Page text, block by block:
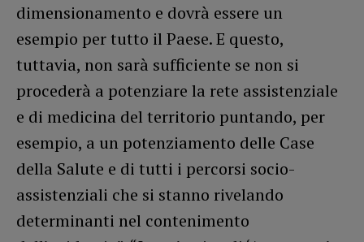
dimensionamento e dovrà essere un
esempio per tutto il Paese. E questo,
tuttavia, non sarà sufficiente se non si
procederà a potenziare la rete assistenziale
e di medicina del territorio puntando, per
esempio, a un potenziamento delle Case
della Salute e di tutti i percorsi socio-
assistenziali che si stanno rivelando
determinanti nel contenimento